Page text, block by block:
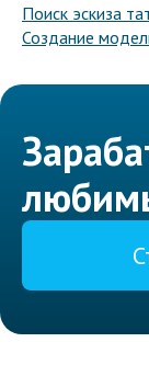
Поиск эскиза
Создание